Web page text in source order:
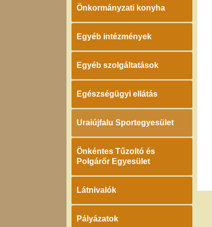
Önkormányzati konyha
Egyéb intézmények
Egyéb szolgáltatások
Egészségügyi ellátás
Uraiújfalu Sportegyesület
Önkéntes Tűzoltó és
Polgárőr Egyesület
Látnivalók
Pályázatok